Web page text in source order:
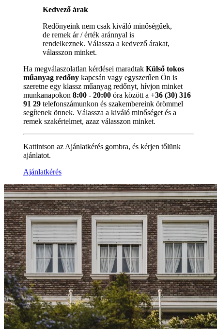
Kedvező árak
Redőnyeink nem csak kiváló minőségűek,
de remek ár / érték aránnyal is
rendelkeznek. Válassza a kedvező árakat,
válasszon minket.
Ha megválaszolatlan kérdései maradtak Külső tokos
műanyag redőny kapcsán vagy egyszerűen Ön is
szeretne egy klassz műanyag redőnyt, hívjon minket
munkanapokon 8:00 - 20:00 óra között a +36 (30) 316
91 29 telefonszámunkon és szakembereink örömmel
segítenek önnek. Válassza a kiváló minőséget és a
remek szakértelmet, azaz válasszon minket.
Kattintson az Ajánlatkérés gombra, és kérjen tőlünk
ajánlatot.
Ajánlatkérés